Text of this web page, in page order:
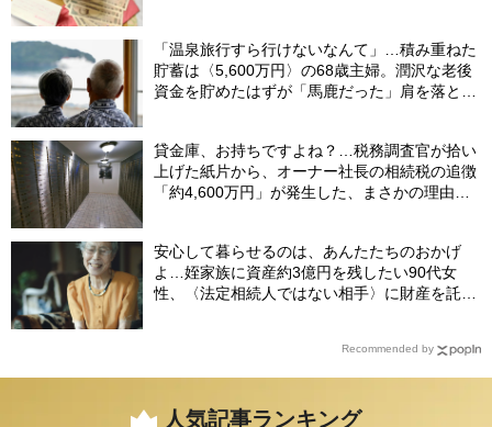
「温泉旅行すら行けないなんて」…積み重ねた
貯蓄は〈5,600万円〉の68歳主婦。潤沢な老後
資金を貯めたはずが「馬鹿だった」肩を落とす
貸金庫、お持ちですよね？…税務調査官が拾い
上げた紙片から、オーナー社長の相続税の追徴
「約4,600万円」が発生した、まさかの理由
安心して暮らせるのは、あんたたちのおかげ
よ…姪家族に資産約3億円を残したい90代女
性、〈法定相続人ではない相手〉に財産を託せ
Recommended by
人気記事ランキング